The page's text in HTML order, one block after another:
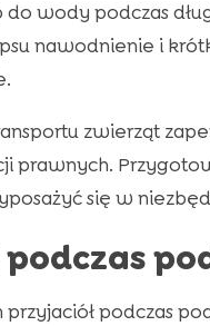
wody podczas
nawodnienie i
zwierząt
prawnych.
się w
podczas